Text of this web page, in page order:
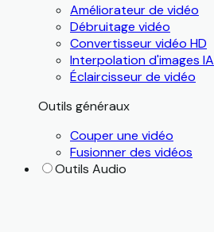
Améliorateur de vidéo
Débruitage vidéo
Convertisseur vidéo HD
Interpolation d'images IA
Éclaircisseur de vidéo
Outils généraux
Couper une vidéo
Fusionner des vidéos
Outils Audio